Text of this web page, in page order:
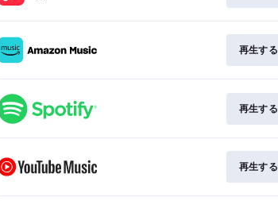
再生する
再生する
再生する